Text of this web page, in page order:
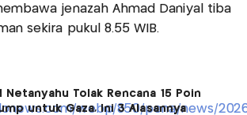
jenazah Ahmad Daniyal tiba
sekira pukul 8.55 WIB.
Netanyahu Tolak Rencana 15 Poin
untuk Gaza, Ini 3 Alasannya